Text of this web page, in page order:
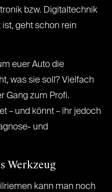
bzw. Digitaltechnik
ist, geht schon rein
euer Auto die
was sie soll? Vielfach
Gang zum Profi.
– und könnt – ihr jedoch
und
Werkzeug
kann man noch